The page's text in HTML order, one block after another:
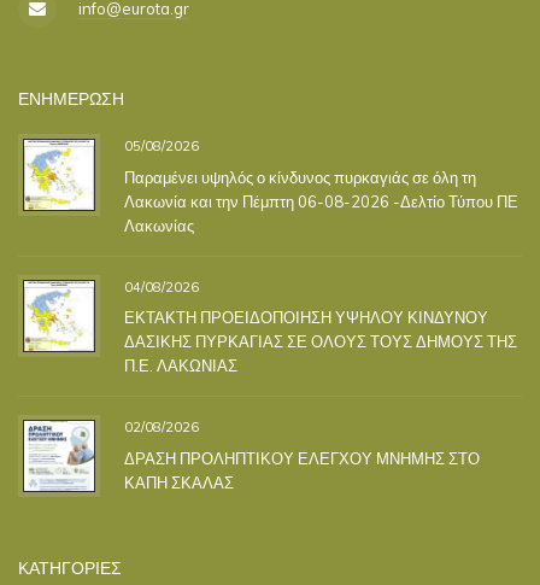
info@eurota.gr
ΕΝΗΜΕΡΩΣΗ
05/08/2026
Παραμένει υψηλός ο κίνδυνος πυρκαγιάς σε όλη τη
Λακωνία και την Πέμπτη 06-08-2026 -Δελτίο Τύπου ΠΕ
Λακωνίας
04/08/2026
ΕΚΤΑΚΤΗ ΠΡΟΕΙΔΟΠΟΙΗΣΗ ΥΨΗΛΟΥ ΚΙΝΔΥΝΟΥ
ΔΑΣΙΚΗΣ ΠΥΡΚΑΓΙΑΣ ΣΕ ΟΛΟΥΣ ΤΟΥΣ ΔΗΜΟΥΣ ΤΗΣ
Π.Ε. ΛΑΚΩΝΙΑΣ
02/08/2026
ΔΡΑΣΗ ΠΡΟΛΗΠΤΙΚΟΥ ΕΛΕΓΧΟΥ ΜΝΗΜΗΣ ΣΤΟ
ΚΑΠΗ ΣΚΑΛΑΣ
ΚΑΤΗΓΟΡΙΕΣ